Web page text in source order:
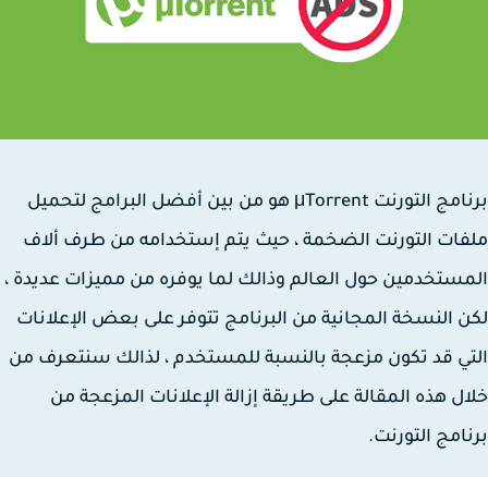
برنامج التورنت μTorrent هو من بين أفضل البرامج لتحميل
التورنت الضخمة ، حيث يتم إستخدامه من طرف ألاف
حول العالم وذالك لما يوفره من مميزات عديدة ،
النسخة المجانية من البرنامج تتوفر على بعض الإعلانات
قد تكون مزعجة بالنسبة للمستخدم ، لذالك سنتعرف من
هذه المقالة على طريقة إزالة الإعلانات المزعجة من
التورنت.